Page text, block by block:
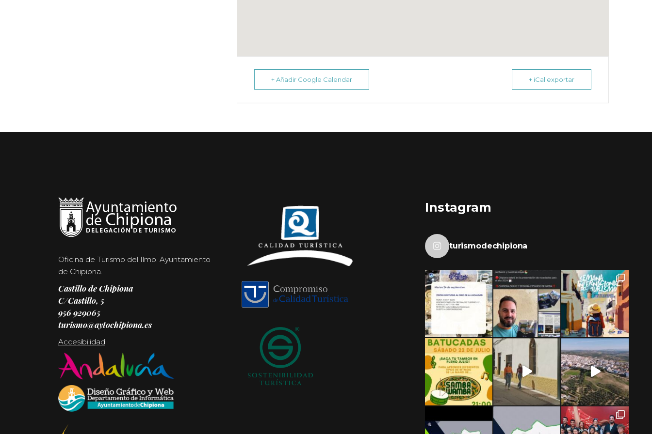
+ Añadir Google Calendar + iCal exportar
Oficina de Turismo del Ilmo. Ayuntamiento
de Chipiona.
Castillo de Chipiona
C/Castillo, 5
956 929065
turismo@aytochipiona.es
Accesibilidad
Instagram
turismodechipiona